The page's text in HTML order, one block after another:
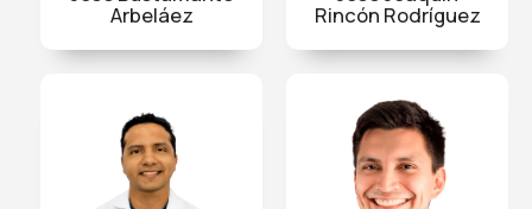
Arbeláez Rincón Rodríguez